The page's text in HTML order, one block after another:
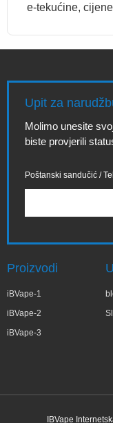
e-tekućine,
Upit za
Molimo unesite
biste provjerili
Poštanski sandučić /
Proizvodi
iBVape-1
iBVape-2
iBVape-3
IBVape